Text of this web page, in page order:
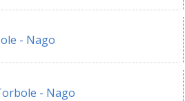
- Nago
- Nago